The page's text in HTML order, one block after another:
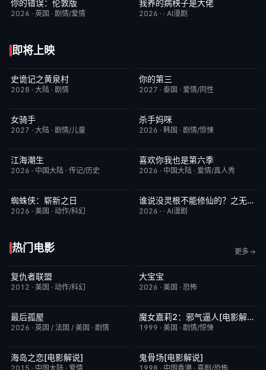
6月23日更新
你的错误：伦敦版
2026 · 英国 · 剧情/爱情
完结
我养的病秧子是大佬
2026 · · AI漫剧
即将上映
6月23日更新
史诡记之黄泉村
2028 · 大陆 · 剧情
更新至第02集
你的第三
2027 · 泰国 · 爱情/同性
7月15日更新
女骑手
2027 · 大陆 · 剧情/儿童
更新至第02集
杀手妈咪
2026 · 韩国 · 剧情/惊悚
更新至第26集
江海潮生
2026 · 中国大陆 · 传记/历史
今日更新
喜欢你我也是第六季
2026 · 中国大陆 · 爱情/真人秀
TC中字
蜘蛛侠：崭新之日
2026 · 美国 · 动作/科幻
完结 5.0谁说没灵根不能修仙的？之无灵证道第五季
2026 · · AI漫剧
热门电影 更多
完结
复仇者联盟
2012 · 美国 · 动作/科幻
今日更新
大宝宝
2026 · 美国 · 恐怖
HD中字
最后孤屋
2026 · 英国 / 法国 / 美国 · 剧情
已完结 5.7魔女嘉莉2：邪气逼人[电影解说]
1999 · 美国 · 剧情/惊悚
已完结
海岛之恋[电影解说]
2015 · 中国大陆 · 爱情
已完结
鬼骨场[电影解说]
1998 · 中国香港 · 喜剧/恐怖